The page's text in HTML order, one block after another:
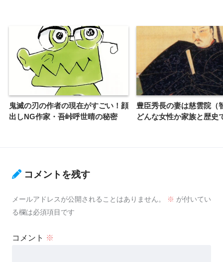
鬼滅の刃の作者の現在がすごい！顔
出しNG作家・吾峠呼世晴の秘密
豊臣秀長の妻は慈雲院（
どんな女性か家族と歴史
コメントを残す
メールアドレスが公開されることはありません。 ※ が付いてい
る欄は必須項目です
コメント ※